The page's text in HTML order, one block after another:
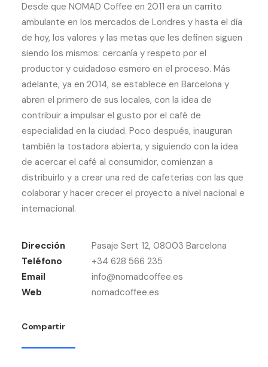
Desde que NOMAD Coffee en 2011 era un carrito
ambulante en los mercados de Londres y hasta el día
de hoy, los valores y las metas que les definen siguen
siendo los mismos: cercanía y respeto por el
productor y cuidadoso esmero en el proceso. Más
adelante, ya en 2014, se establece en Barcelona y
abren el primero de sus locales, con la idea de
contribuir a impulsar el gusto por el café de
especialidad en la ciudad. Poco después, inauguran
también la tostadora abierta, y siguiendo con la idea
de acercar el café al consumidor, comienzan a
distribuirlo y a crear una red de cafeterías con las que
colaborar y hacer crecer el proyecto a nivel nacional e
internacional.
Dirección
Pasaje Sert 12, 08003 Barcelona
Teléfono
+34 628 566 235
Email
info@nomadcoffee.es
Web
nomadcoffee.es
Compartir